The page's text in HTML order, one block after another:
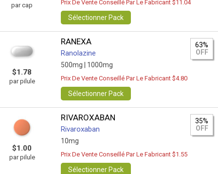
par cap Prix De Vente Conseillé Par Le Fabricant $11.04
Sélectionner Pack
$1.78
par pilule
RANEXA
Ranolazine
500mg | 1000mg
63%
OFF
Prix De Vente Conseillé Par Le Fabricant $4.80
Sélectionner Pack
$1.00
par pilule
RIVAROXABAN
Rivaroxaban
10mg
35%
OFF
Prix De Vente Conseillé Par Le Fabricant $1.55
Sélectionner Pack